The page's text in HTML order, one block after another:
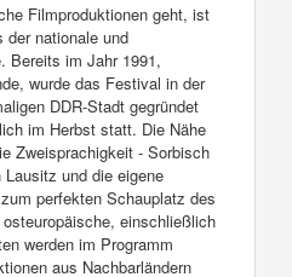
Filmproduktionen geht, ist
nationale und
Bereits im Jahr 1991,
wurde das Festival in der
DDR-Stadt gegründet
im Herbst statt. Die Nähe
Zweisprachigkeit - Sorbisch
und die eigene
perfekten Schauplatz des
einschließlich
werden im Programm
aus Nachbarländern